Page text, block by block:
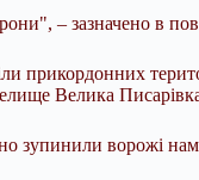
– зазначено в
прикордонних
Велика
зупинили ворожі